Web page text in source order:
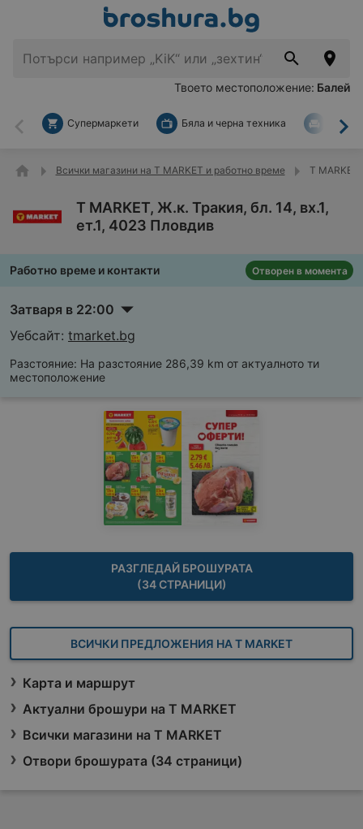
Твоето местоположение: Балей
Назад
Супермаркети Бяла и черна техника За
Всички магазини на T MARKET и работно време T
T MARKET, Ж.к. Тракия, бл. 14, вх.1,
ет.1, 4023 Пловдив
Работно време и контакти Отворен в момента
Затваря в 22:00
Уебсайт: tmarket.bg
Разстояние: На разстояние 286,39 km от актуалното ти
местоположение
РАЗГЛЕДАЙ БРОШУРАТА
(34 СТРАНИЦИ)
ВСИЧКИ ПРЕДЛОЖЕНИЯ НА T MARKET
Карта и маршрут
Актуални брошури на T MARKET
Всички магазини на T MARKET
Отвори брошурата (34 страници)